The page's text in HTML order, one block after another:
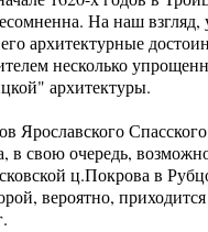
На наш взгляд,
архитектурные
несколько
архитектуры.
Ярославского
свою очередь,
ц.Покрова в
вероятно,